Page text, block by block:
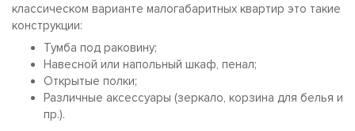
классическом варианте малогабаритных квартир это такие
конструкции:
Тумба под раковину;
Навесной или напольный шкаф, пенал;
Открытые полки;
Различные аксессуары (зеркало, корзина для белья и
пр.).